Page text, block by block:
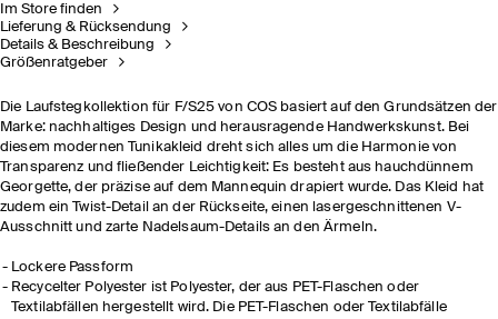
Im Store finden
Lieferung & Rücksendung
Details & Beschreibung
Größenratgeber
Die Laufstegkollektion für F/S25 von COS basiert auf den Grundsätzen der
Marke: nachhaltiges Design und herausragende Handwerkskunst.​ Bei
diesem modernen Tunikakleid dreht sich alles um die Harmonie von
Transparenz und fließender Leichtigkeit: Es besteht aus hauchdünnem
Georgette, der präzise auf dem Mannequin drapiert wurde. Das Kleid hat
zudem ein Twist-Detail an der Rückseite, einen lasergeschnittenen V-
Ausschnitt und zarte Nadelsaum-Details an den Ärmeln.
Lockere Passform
Recycelter Polyester ist Polyester, der aus PET-Flaschen oder
Textilabfällen hergestellt wird. Die PET-Flaschen oder Textilabfälle